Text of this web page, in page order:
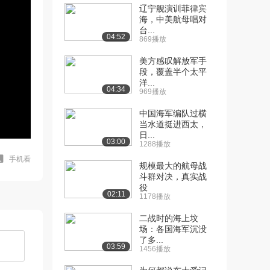
手机看
04:52
辽宁舰演训菲律宾
海，中美航母唱对
台...
869播放
04:34
美方感叹解放军手
段，覆盖半个太平
洋...
969播放
03:00
中国海军编队过横
当水道挺进西太，
日...
1288播放
02:11
规模最大的航母战
斗群对决，真实战
役
1178播放
03:59
二战时的海上坟
场：各国海军沉没
了多...
1456播放